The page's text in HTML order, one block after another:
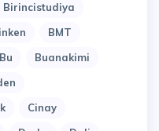
Birincistudiya
BMT
Bu
Buanakimi
Cinay